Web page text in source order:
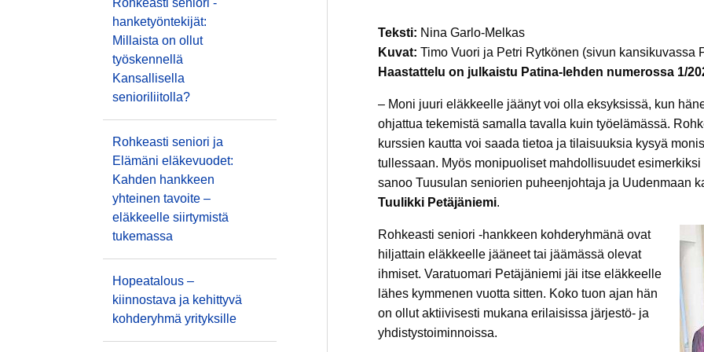
Teksti: Nina Garlo-Melkas
Kuvat: Timo Vuori ja Petri Rytkönen (sivun kansikuvassa
Haastattelu on julkaistu Patina-lehden numerossa 1/
– Moni juuri eläkkeelle jäänyt voi olla eksyksissä, kun
ohjattua tekemistä samalla tavalla kuin työelämässä.
kurssien kautta voi saada tietoa ja tilaisuuksia kysyä
tullessaan. Myös monipuoliset mahdollisuudet
sanoo Tuusulan seniorien puheenjohtaja ja Uudenmaan
Tuulikki Petäjäniemi.
Rohkeasti seniori -hankkeen kohderyhmänä ovat
hiljattain eläkkeelle jääneet tai jäämässä olevat
ihmiset. Varatuomari Petäjäniemi jäi itse eläkkeelle
lähes kymmenen vuotta sitten. Koko tuon ajan hän
on ollut aktiivisesti mukana erilaisissa järjestö- ja
yhdistystoiminnoissa.
Rohkeasti seniori -
hanketyöntekijät:
Millaista on ollut
työskennellä
Kansallisella
senioriliitolla?
Rohkeasti seniori ja
Elämäni eläkevuodet:
Kahden hankkeen
yhteinen tavoite –
eläkkeelle siirtymistä
tukemassa
Hopeatalous –
kiinnostava ja kehittyvä
kohderyhmä yrityksille